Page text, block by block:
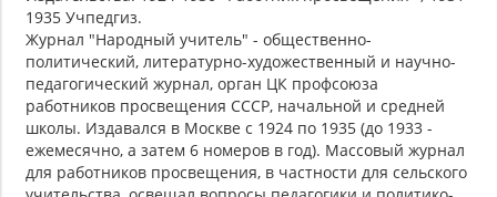
1935 Учпедгиз.
Журнал "Народный учитель" - общественно-
политический, литературно-художественный и научно-
педагогический журнал, орган ЦК профсоюза
работников просвещения СССР, начальной и средней
школы. Издавался в Москве с 1924 по 1935 (до 1933 -
ежемесячно, а затем 6 номеров в год). Массовый журнал
для работников просвещения, в частности для сельского